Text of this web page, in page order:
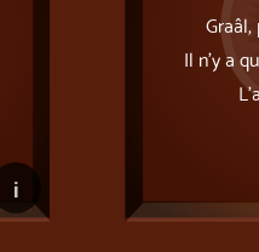
i
Il n’y a